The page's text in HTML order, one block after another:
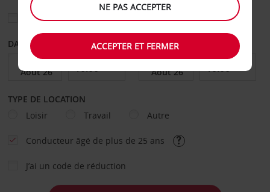
Sélectionnez une autre agence de retour
DATE DE DÉPART DATE DE RETOUR
TYPE DE LOCATION
Loisir
Travail Autre
Conducteur âgé de plus de 25 ans
J’ai un code de réduction
NE PAS ACCEPTER
ACCEPTER ET FERMER